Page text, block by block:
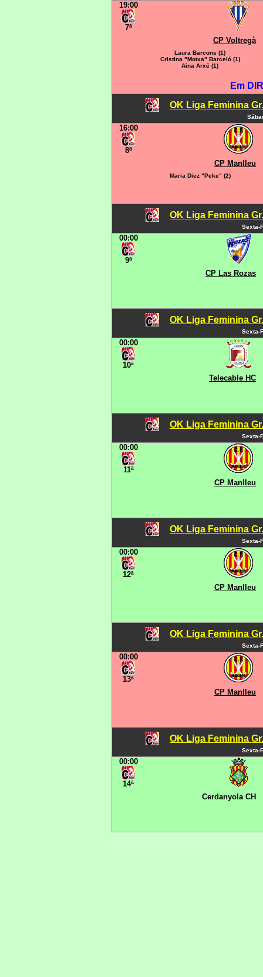
19:00
7ª
CP Voltregà
Laura Barcons (1)
Cristina "Motxa" Barceló (1)
Aina Arxé (1)
Em
OK Liga Feminina
16:00
8ª
CP Manlleu
Maria Diez "Peke" (2)
OK Liga Feminina
Sexta-
00:00
9ª
CP Las Rozas
OK Liga Feminina
Sexta-
00:00
10ª
Telecable HC
OK Liga Feminina
Sexta-
00:00
11ª
CP Manlleu
OK Liga Feminina
Sexta-
00:00
12ª
CP Manlleu
OK Liga Feminina
Sexta-
00:00
13ª
CP Manlleu
OK Liga Feminina
Sexta-
00:00
14ª
Cerdanyola CH